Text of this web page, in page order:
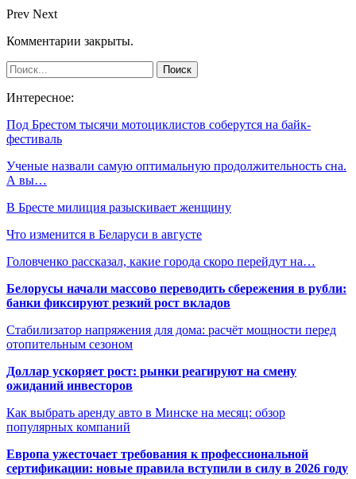
Prev Next
Комментарии закрыты.
Интересное:
Под Брестом тысячи мотоциклистов соберутся на байк-
фестиваль
Ученые назвали самую оптимальную продолжительность сна.
А вы…
В Бресте милиция разыскивает женщину
Что изменится в Беларуси в августе
Головченко рассказал, какие города скоро перейдут на…
Белорусы начали массово переводить сбережения в рубли:
банки фиксируют резкий рост вкладов
Стабилизатор напряжения для дома: расчёт мощности перед
отопительным сезоном
Доллар ускоряет рост: рынки реагируют на смену
ожиданий инвесторов
Как выбрать аренду авто в Минске на месяц: обзор
популярных компаний
Европа ужесточает требования к профессиональной
сертификации: новые правила вступили в силу в 2026 году